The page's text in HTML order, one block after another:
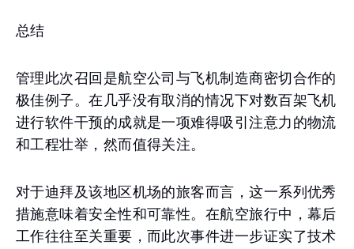
总结
管理此次召回是航空公司与飞机制造商密切合作的
极佳例子。在几乎没有取消的情况下对数百架飞机
进行软件干预的成就是一项难得吸引注意力的物流
和工程壮举，然而值得关注。
对于迪拜及该地区机场的旅客而言，这一系列优秀
措施意味着安全性和可靠性。在航空旅行中，幕后
工作往往至关重要，而此次事件进一步证实了技术